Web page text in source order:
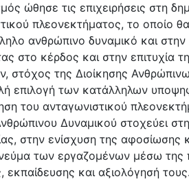
συνεχόμενες αλλαγές, ευκαιρίες
ώθησε τις επιχειρήσεις στη
πλεονεκτήματος, το οποίο θα
ανθρώπινο δυναμικό και στην
στο κέρδος και στην επιτυχία
στόχος της Διοίκησης
επιλογή των κατάλληλων
του ανταγωνιστικού
Δυναμικού στοχεύει
στην ενίσχυση της αφοσίωσης
των εργαζομένων μέσω της